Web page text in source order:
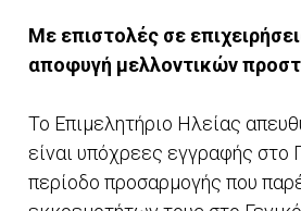
Με επιστολές σε
αποφυγή μελλοντικών
Το Επιμελητήριο Ηλείας
είναι υπόχρεες εγγραφής
περίοδο προσαρμογής που